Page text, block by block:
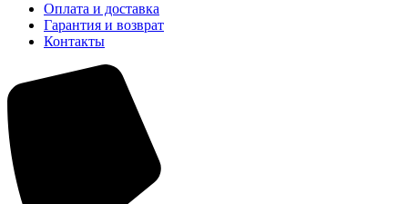
Оплата и доставка
Гарантия и возврат
Контакты